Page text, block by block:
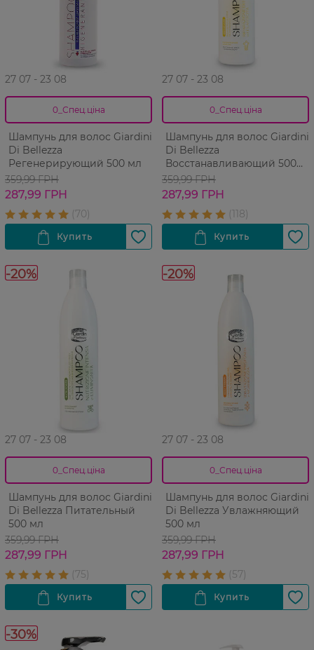
27 07 - 23 08
0_Спец.ціна
Шампунь для волос Giardini
Di Bellezza
Регенерирующий 500 мл
359,99 ГРН
287,99 ГРН
27 07 - 23 08
0_Спец.ціна
Шампунь для волос Giardini
Di Bellezza
Восстанавливающий 500
мл
359,99 ГРН
287,99 ГРН
-20%
27 07 - 23 08
0_Спец.ціна
Шампунь для волос Giardini
Di Bellezza Питательный
500 мл
359,99 ГРН
287,99 ГРН
-20%
27 07 - 23 08
0_Спец.ціна
Шампунь для волос Giardini
Di Bellezza Увлажняющий
500 мл
359,99 ГРН
287,99 ГРН
-30%